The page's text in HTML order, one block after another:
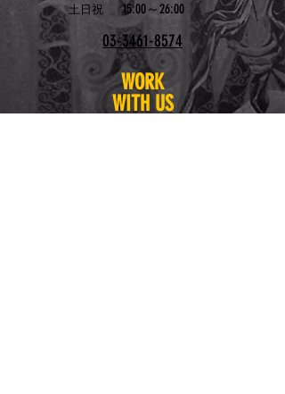
土日祝15:00～26:00
03-3461-8574
WORK
WITH US